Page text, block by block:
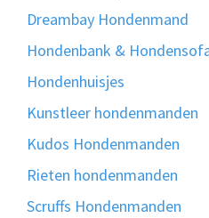
Dreambay Hondenmand
Hondenbank &
Hondenhuisjes
Kunstleer hondenmanden
Kudos Hondenmanden
Rieten hondenmanden
Scruffs Hondenmanden